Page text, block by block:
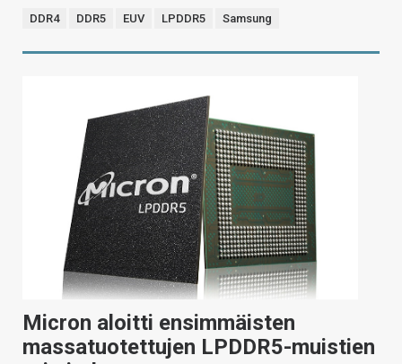
DDR4 DDR5 EUV LPDDR5 Samsung
Micron aloitti ensimmäisten
massatuotettujen LPDDR5-muistien